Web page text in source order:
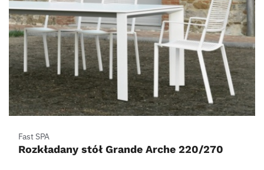
Fast SPA
Rozkładany stół Grande Arche 220/270